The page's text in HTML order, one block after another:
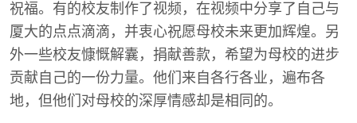
祝福。有的校友制作了视频，在视频中分享了自己与
厦大的点点滴滴，并衷心祝愿母校未来更加辉煌。另
外一些校友慷慨解囊，捐献善款，希望为母校的进步
贡献自己的一份力量。他们来自各行各业，遍布各
地，但他们对母校的深厚情感却是相同的。